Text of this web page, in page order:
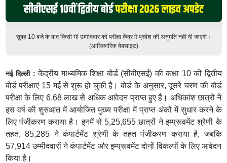
सुबह 10 बजे के बाद किसी भी उम्मीदवार को परीक्षा केंद्र में प्रवेश की अनुमति नहीं दी जाएगी।
(आधिकारिक वेबसाइट)
नई दिल्ली :केंद्रीय माध्यमिक शिक्षा बोर्ड (सीबीएसई) की कक्षा 10 की द्वितीय
बोर्ड परीक्षाएं 15 मई से शुरू हो चुकी है। बोर्ड के अनुसार, दूसरे चरण की बोर्ड
परीक्षा के लिए 6.68 लाख से अधिक आवेदन प्राप्त हुए हैं। अधिकांश छात्रों ने
इस वर्ष की शुरुआत में आयोजित मुख्य परीक्षा में प्राप्त अंकों में सुधार करने के
लिए पंजीकरण कराया है। इनमें से 5,25,655 छात्रों ने इम्प्रूवमेंट श्रेणी के
तहत, 85,285 ने कंपार्टमेंट श्रेणी के तहत पंजीकरण कराया है, जबकि
57,914 उम्मीदवारों ने कंपार्टमेंट और इम्प्रूवमेंट दोनों विकल्पों के लिए आवेदन
किया है।